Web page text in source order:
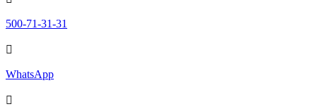
500-71-31-31
WhatsApp